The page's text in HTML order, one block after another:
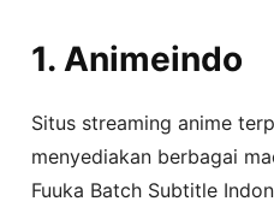
1. Animeindo
Situs streaming anime
menyediakan berbagai
Fuuka Batch Subtitle